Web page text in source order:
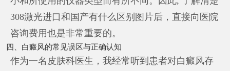
308激光进口和国产有什么区别图片后，直接向医院
咨询费用也是非常重要的。
四、白癜风的常见误区与正确认知
作为一名皮肤科医生，我经常听到患者对白癜风存